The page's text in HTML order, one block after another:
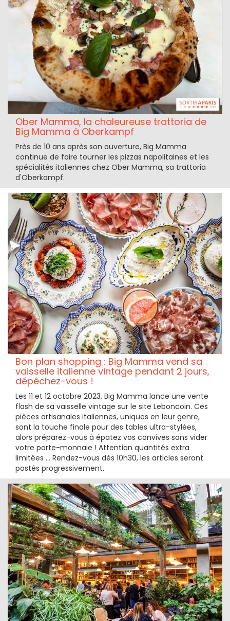
Ober Mamma, la chaleureuse trattoria de
Big Mamma à Oberkampf
Près de 10 ans après son ouverture, Big Mamma
continue de faire tourner les pizzas napolitaines et les
spécialités italiennes chez Ober Mamma, sa trattoria
d'Oberkampf.
Bon plan shopping : Big Mamma vend sa
vaisselle italienne vintage pendant 2 jours,
dépêchez-vous !
Les 11 et 12 octobre 2023, Big Mamma lance une vente
flash de sa vaisselle vintage sur le site Leboncoin. Ces
pièces artisanales italiennes, uniques en leur genre,
sont la touche finale pour des tables ultra-stylées,
alors préparez-vous à épatez vos convives sans vider
votre porte-monnaie ! Attention quantités extra
limitées ... Rendez-vous dès 10h30, les articles seront
postés progressivement.